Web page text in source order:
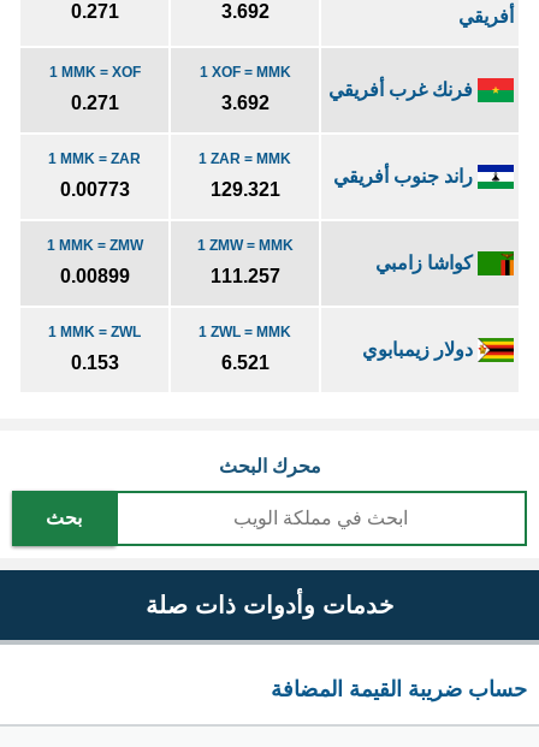
أفريقي
3.692
0.271
فرنك غرب أفريقي
1 XOF = MMK
3.692
1 MMK = XOF
0.271
راند جنوب أفريقي
1 ZAR = MMK
129.321
1 MMK = ZAR
0.00773
كواشا زامبي
1 ZMW = MMK
111.257
1 MMK = ZMW
0.00899
دولار زيمبابوي
1 ZWL = MMK
6.521
1 MMK = ZWL
0.153
محرك البحث
بحث
خدمات وأدوات ذات صلة
حساب ضريبة القيمة المضافة